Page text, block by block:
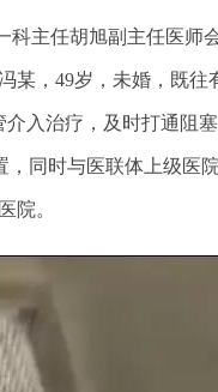
主任胡旭副主任医师
，49岁，未婚，既
入治疗，及时打通阻
同时与医联体上级医
院。